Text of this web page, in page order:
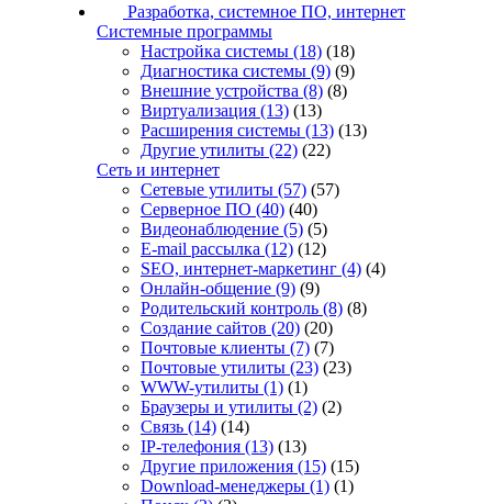
Разработка, системное ПО, интернет
Системные программы
Настройка системы (18) (18)
Диагностика системы (9) (9)
Внешние устройства (8) (8)
Виртуализация (13) (13)
Расширения системы (13) (13)
Другие утилиты (22) (22)
Сеть и интернет
Сетевые утилиты (57) (57)
Серверное ПО (40) (40)
Видеонаблюдение (5) (5)
E-mail рассылка (12) (12)
SEO, интернет-маркетинг (4) (4)
Онлайн-общение (9) (9)
Родительский контроль (8) (8)
Создание сайтов (20) (20)
Почтовые клиенты (7) (7)
Почтовые утилиты (23) (23)
WWW-утилиты (1) (1)
Браузеры и утилиты (2) (2)
Связь (14) (14)
IP-телефония (13) (13)
Другие приложения (15) (15)
Download-менеджеры (1) (1)